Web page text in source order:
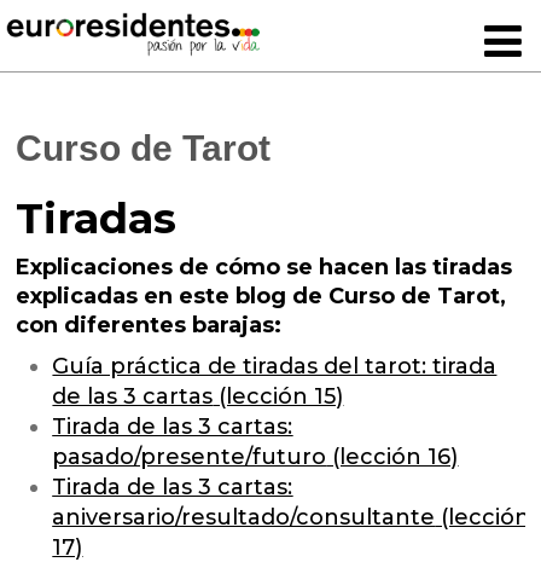
Curso de Tarot
Tiradas
Explicaciones de cómo se hacen las tiradas
explicadas en este blog de Curso de Tarot,
con diferentes barajas:
Guía práctica de tiradas del tarot: tirada
de las 3 cartas (lección 15)
Tirada de las 3 cartas:
pasado/presente/futuro (lección 16)
Tirada de las 3 cartas:
aniversario/resultado/consultante (lección
17)